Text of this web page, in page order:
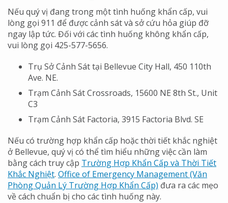
Nếu quý vị đang trong một tình huống khẩn cấp, vui
lòng gọi 911 để được cảnh sát và sở cứu hỏa giúp đỡ
ngay lập tức. Đối với các tình huống không khẩn cấp,
vui lòng gọi 425-577-5656.
Trụ Sở Cảnh Sát tại Bellevue City Hall, 450 110th
Ave. NE.
Trạm Cảnh Sát Crossroads, 15600 NE 8th St., Unit
C3
Trạm Cảnh Sát Factoria, 3915 Factoria Blvd. SE
Nếu có trường hợp khẩn cấp hoặc thời tiết khắc nghiệt
ở Bellevue, quý vị có thể tìm hiểu những việc cần làm
bằng cách truy cập Trường Hợp Khẩn Cấp và Thời Tiết
Khắc Nghiệt. Office of Emergency Management (Văn
Phòng Quản Lý Trường Hợp Khẩn Cấp) đưa ra các mẹo
về cách chuẩn bị cho các tình huống này.